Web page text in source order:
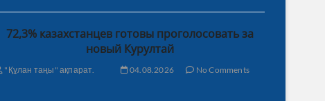
72,3% казахстанцев готовы проголосовать за
новый Курултай
"Құлан таңы" ақпарат. 04.08.2026 No Comments